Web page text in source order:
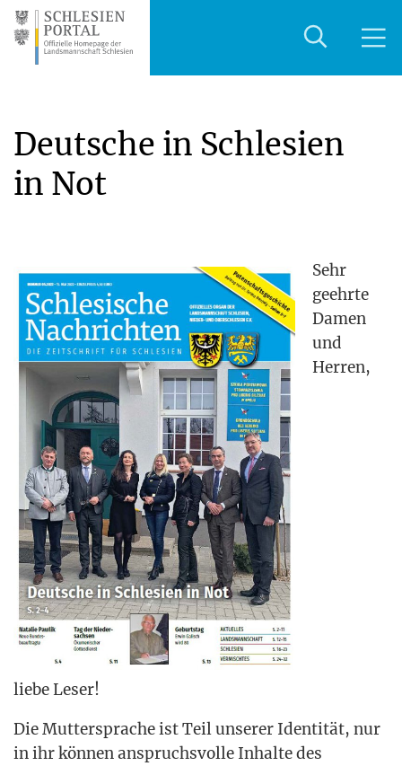
Deutsche in Schlesien
in Not
Sehr
geehr­te
Damen
und
Her­ren,
lie­be Leser!
Die Mut­ter­spra­che ist Teil unse­rer Iden­ti­tät, nur
in ihr kön­nen anspruchs­vol­le Inhal­te des